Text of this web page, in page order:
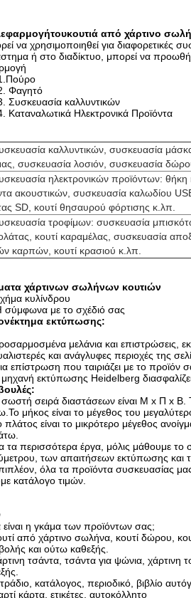
εφαρμογήτουκουτιά από χάρτινο
να χρησιμοποιηθεί για
ή στο διαδίκτυο, μπορεί να
Φαγητό
Συσκευασία καλλυντικών
Καταναλωτικά Ηλεκτρονικά Προϊόντα
καλλυντικών, συσκευασία
συσκευασία λοσιόν, συσκευασία
ηλεκτρονικών προϊόντων:
ακουστικών, συσκευασία καλωδίου
SD, κουτί θησαυρού φόρτισης κ.λπ.
τροφίμων: συσκευασία
κουτί καραμέλας, συσκευασία
καρπών, κουτί κρασιού κ.λπ.
χάρτινων σωλήνων κουτιών
κυλίνδρου
σύμφωνα με το σχέδιό σας
εκτύπωσης:
μελάνια και επιστρώσεις,
και ανάγλυφες περιοχές της
επίστρωση που ταιριάζει με το προϊόν
εκτύπωσης Heidelberg
σειρά διαστάσεων είναι Μ x Π x Β.
μήκος είναι το μέγεθος του
πλάτος είναι το μικρότερο μέγεθος
τα περισσότερα έργα, μόλις μάθουμε
των απαιτήσεων εκτύπωσης
όλα τα προϊόντα συσκευασίας
κατάλογο τιμών.
είναι η γκάμα των προϊόντων σας;
από χάρτινο σωλήνα, κουτί δώρου,
και ούτω καθεξής.
τσάντα, τσάντα για ψώνια,
κατάλογος, περιοδικό, βιβλίο
κάρτα, ετικέτες, αυτοκόλλητο